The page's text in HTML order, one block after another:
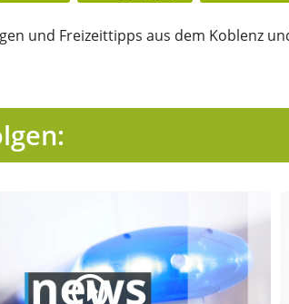
und Freizeittipps aus dem Koblenz